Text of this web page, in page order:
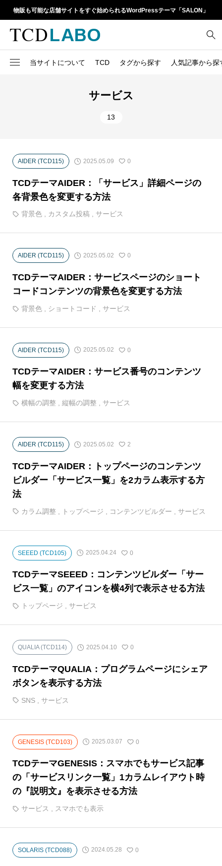
物販も可能な店舗サイトをすぐ始められるWordPressテーマ「SALON」
当サイトについて TCD タグから探す 人気記事から探
13
h1
meta description 21
meta title 39
ラグイン
よくあるご質問
サービス
13
AIDER (TCD115) 2025.05.09 0
TCDテーマAIDER：「サービス」詳細ページの
各背景色を変更する方法
背景色 , カスタム投稿 , サービス
AIDER (TCD115) 2025.05.02 0
TCDテーマAIDER：サービスページのショート
コードコンテンツの背景色を変更する方法
背景色 ショートコード サービス
AIDER (TCD115) 2025.05.02 0
TCDテーマAIDER：サービス番号のコンテンツ
幅を変更する方法
横幅の調整 , 縦幅の調整 , サービス
AIDER (TCD115) 2025.05.02 2
TCDテーマAIDER：トップページのコンテンツ
ビルダー「サービス一覧」を2カラム表示する方
法
カラム調整 トップページ コンテンツビルダー サービス
SEEED (TCD105) 2025.04.24 0
TCDテーマSEEED：コンテンツビルダー「サー
ビス一覧」のアイコンを横4列で表示させる方法
トップページ サービス
QUALIA (TCD114) 2025.04.10 0
TCDテーマQUALIA：プログラムページにシェア
ボタンを表示する方法
SNS サービス
GENESIS (TCD103) 2025.03.07 0
TCDテーマGENESIS：スマホでもサービス記事
の「サービスリンク一覧」1カラムレイアウト時
の『説明文』を表示させる方法
サービス スマホでも表示
SOLARIS (TCD088) 2024.05.28 0